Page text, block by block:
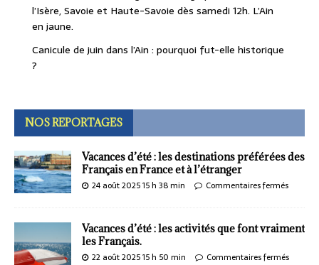
l’Isère, Savoie et Haute-Savoie dès samedi 12h. L’Ain
en jaune.
Canicule de juin dans l’Ain : pourquoi fut-elle historique
?
NOS REPORTAGES
Vacances d’été : les destinations préférées des
Français en France et à l’étranger
24 août 2025 15 h 38 min Commentaires fermés
Vacances d’été : les activités que font vraiment
les Français.
22 août 2025 15 h 50 min Commentaires fermés